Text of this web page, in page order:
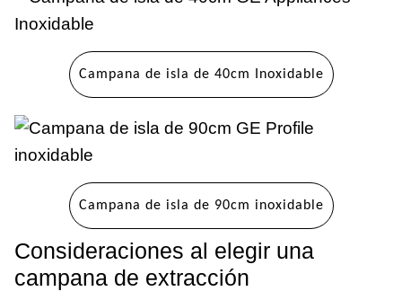
Campana de isla de 40cm Inoxidable
Campana de isla de 90cm inoxidable
Consideraciones al elegir una
campana de extracción